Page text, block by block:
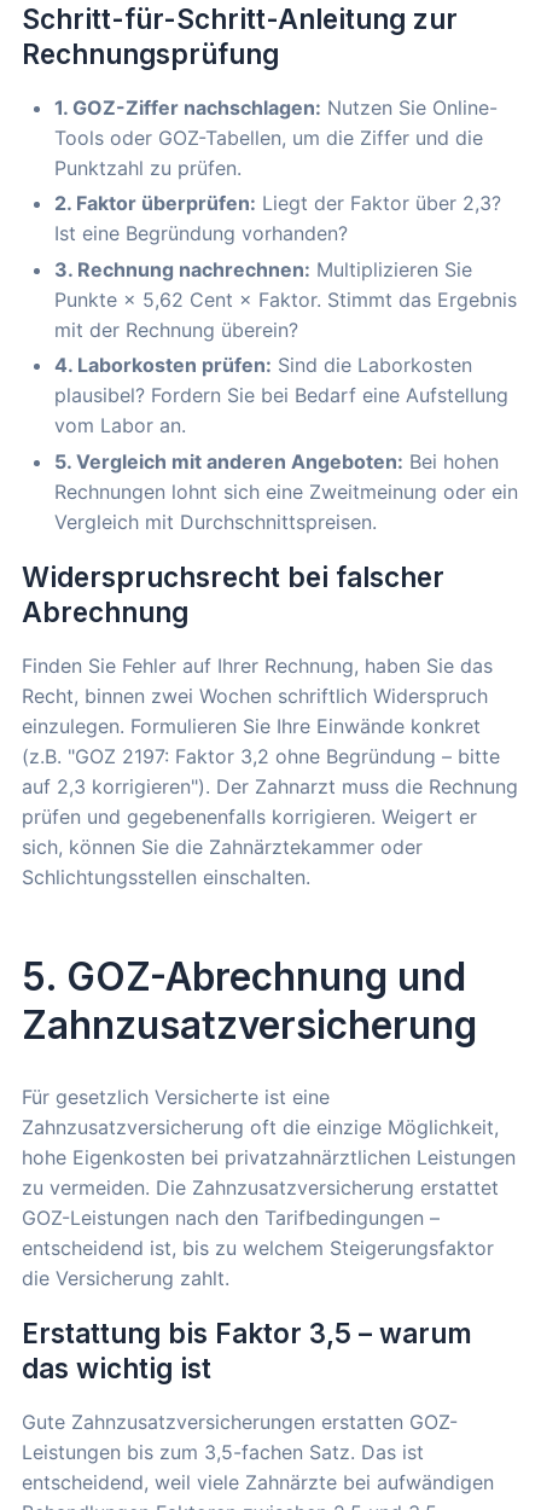
Schritt-für-Schritt-Anleitung zur
Rechnungsprüfung
1. GOZ-Ziffer nachschlagen: Nutzen Sie Online-
Tools oder GOZ-Tabellen, um die Ziffer und die
Punktzahl zu prüfen.
2. Faktor überprüfen: Liegt der Faktor über 2,3?
Ist eine Begründung vorhanden?
3. Rechnung nachrechnen: Multiplizieren Sie
Punkte × 5,62 Cent × Faktor. Stimmt das Ergebnis
mit der Rechnung überein?
4. Laborkosten prüfen: Sind die Laborkosten
plausibel? Fordern Sie bei Bedarf eine Aufstellung
vom Labor an.
5. Vergleich mit anderen Angeboten: Bei hohen
Rechnungen lohnt sich eine Zweitmeinung oder ein
Vergleich mit Durchschnittspreisen.
Widerspruchsrecht bei falscher
Abrechnung
Finden Sie Fehler auf Ihrer Rechnung, haben Sie das
Recht, binnen zwei Wochen schriftlich Widerspruch
einzulegen. Formulieren Sie Ihre Einwände konkret
(z.B. "GOZ 2197: Faktor 3,2 ohne Begründung – bitte
auf 2,3 korrigieren"). Der Zahnarzt muss die Rechnung
prüfen und gegebenenfalls korrigieren. Weigert er
sich, können Sie die Zahnärztekammer oder
Schlichtungsstellen einschalten.
5. GOZ-Abrechnung und
Zahnzusatzversicherung
Für gesetzlich Versicherte ist eine
Zahnzusatzversicherung oft die einzige Möglichkeit,
hohe Eigenkosten bei privatzahnärztlichen Leistungen
zu vermeiden. Die Zahnzusatzversicherung erstattet
GOZ-Leistungen nach den Tarifbedingungen –
entscheidend ist, bis zu welchem Steigerungsfaktor
die Versicherung zahlt.
Erstattung bis Faktor 3,5 – warum
das wichtig ist
Gute Zahnzusatzversicherungen erstatten GOZ-
Leistungen bis zum 3,5-fachen Satz. Das ist
entscheidend, weil viele Zahnärzte bei aufwändigen